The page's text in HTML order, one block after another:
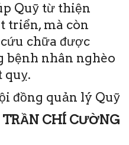
Quỹ từ thiện
triển, mà còn
chữa được
bệnh nhân nghèo
quỵ.
đồng quản lý Quỹ
TRẦN CHÍ CƯỜNG